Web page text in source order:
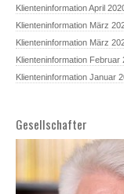
Klienteninformation April
Klienteninformation März
Klienteninformation März
Klienteninformation Februar
Klienteninformation Januar
Gesellschafter